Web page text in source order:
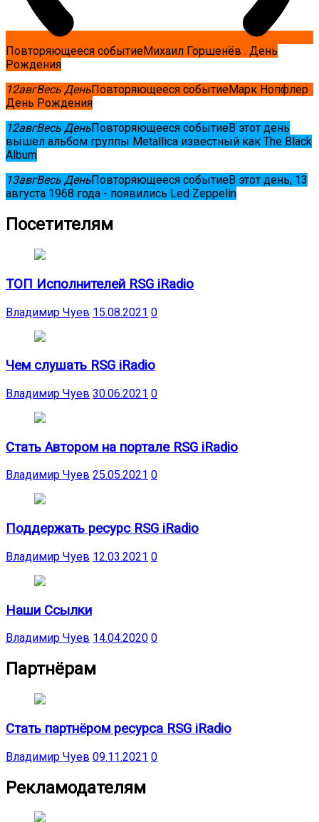
Повторяющееся событиеМихаил Горшенёв . День
Рождения
12авгВесь ДеньПовторяющееся событиеМарк Нопфлер .
День Рождения
12авгВесь ДеньПовторяющееся событиеВ этот день
вышел альбом группы Metallica известный как The Black
Album
13авгВесь ДеньПовторяющееся событиеВ этот день, 13
августа 1968 года - появились Led Zeppelin
Посетителям
ТОП Исполнителей RSG iRadio
Владимир Чуев 15.08.2021 0
Чем слушать RSG iRadio
Владимир Чуев 30.06.2021 0
Стать Автором на портале RSG iRadio
Владимир Чуев 25.05.2021 0
Поддержать ресурс RSG iRadio
Владимир Чуев 12.03.2021 0
Наши Ссылки
Владимир Чуев 14.04.2020 0
Партнёрам
Стать партнёром ресурса RSG iRadio
Владимир Чуев 09.11.2021 0
Рекламодателям